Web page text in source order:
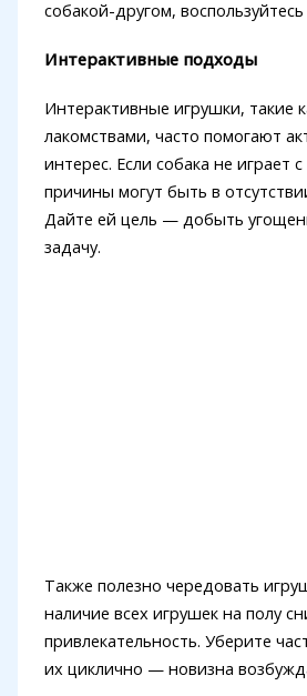
собакой-другом,
Интерактивные подходы
Интерактивные игрушки, такие
лакомствами, часто помогают
интерес. Если собака не играет
причины могут быть в
Дайте ей цель — добыть
задачу.
Также полезно чередовать
наличие всех игрушек на полу
привлекательность. Уберите
их циклично — новизна